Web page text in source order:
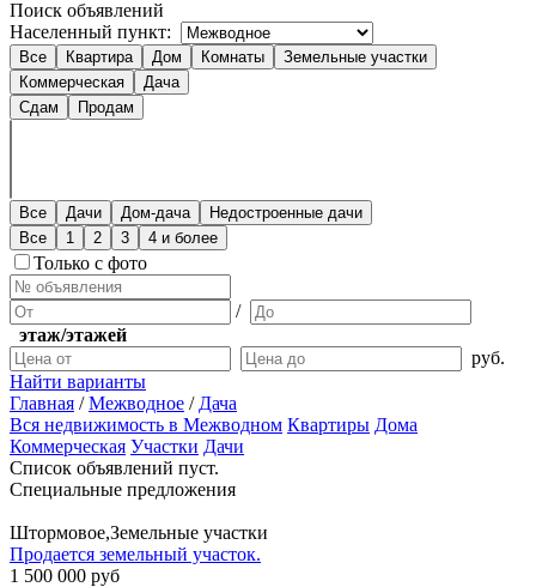
Поиск объявлений
Населенный пункт:
Все Квартира Дом Комнаты
Земельные участки
Коммерческая
Дача
Сдам
Продам
Все Дачи Дом-дача
Недостроенные дачи
Все
1 2 3 4 и более
Только с фото
/
этаж/этажей
руб.
Найти варианты
Главная /Межводное / Дача
Вся недвижимость в Межводном Квартиры Дома
Коммерческая Участки Дачи
Список объявлений пуст.
Специальные предложения
Штормовое,Земельные участки
Продается земельный участок.
1 500 000 руб